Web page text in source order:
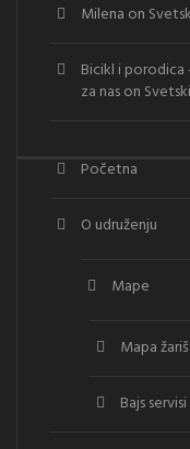
Milena on
Bicikl i porodica
za nason
Početna
O udruženju
Mape
Mapa
Bajs